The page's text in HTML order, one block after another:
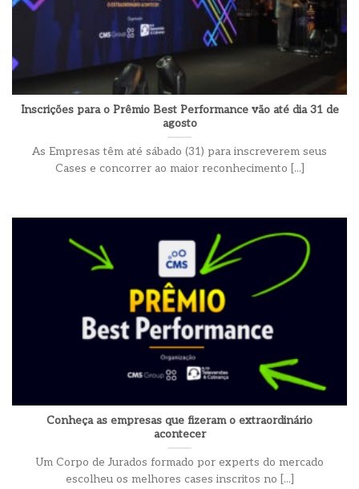
Inscrições para o Prêmio Best Performance vão até dia 31 de
agosto
As Empresas têm até sábado (31) para inscreverem seus
Cases e concorrer ao maior reconhecimento [...]
Conheça as empresas que fizeram o extraordinário
acontecer
Um Corpo de Jurados formado por experts do mercado
escolheu os melhores cases inscritos no [...]